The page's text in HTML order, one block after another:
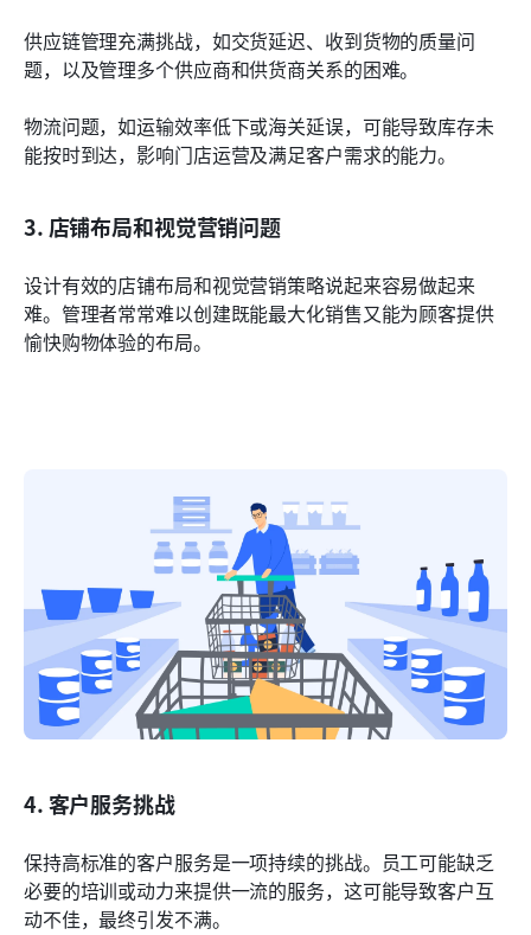
供应链管理充满挑战，如交货延迟、收到货物的质量问
题，以及管理多个供应商和供货商关系的困难。
物流问题，如运输效率低下或海关延误，可能导致库存未
能按时到达，影响门店运营及满足客户需求的能力。
3. 店铺布局和视觉营销问题
设计有效的店铺布局和视觉营销策略说起来容易做起来
难。管理者常常难以创建既能最大化销售又能为顾客提供
愉快购物体验的布局。
4. 客户服务挑战
保持高标准的客户服务是一项持续的挑战。员工可能缺乏
必要的培训或动力来提供一流的服务，这可能导致客户互
动不佳，最终引发不满。